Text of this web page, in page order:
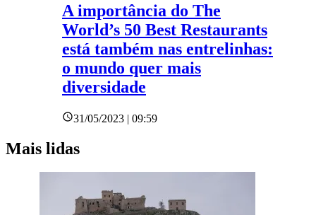
A importância do The
World’s 50 Best Restaurants
está também nas entrelinhas:
o mundo quer mais
diversidade
31/05/2023 | 09:59
Mais lidas